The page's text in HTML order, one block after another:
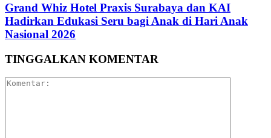
Grand Whiz Hotel Praxis Surabaya dan KAI
Hadirkan Edukasi Seru bagi Anak di Hari Anak
Nasional 2026
TINGGALKAN KOMENTAR